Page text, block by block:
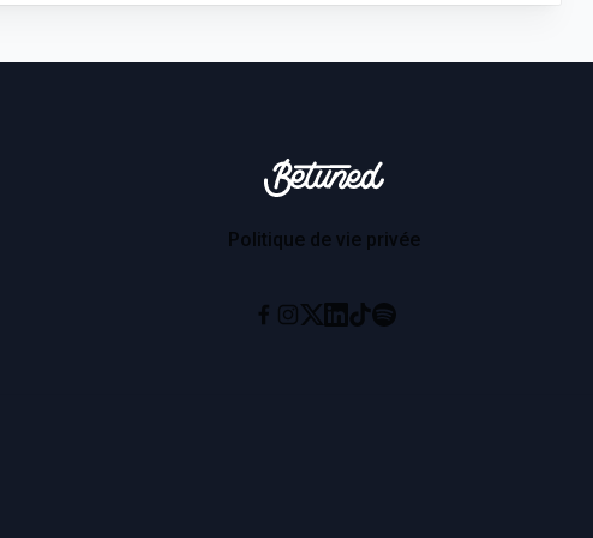
Betuned
Politique de vie privée
Instagram
X Linkedin
TiktokSpotify